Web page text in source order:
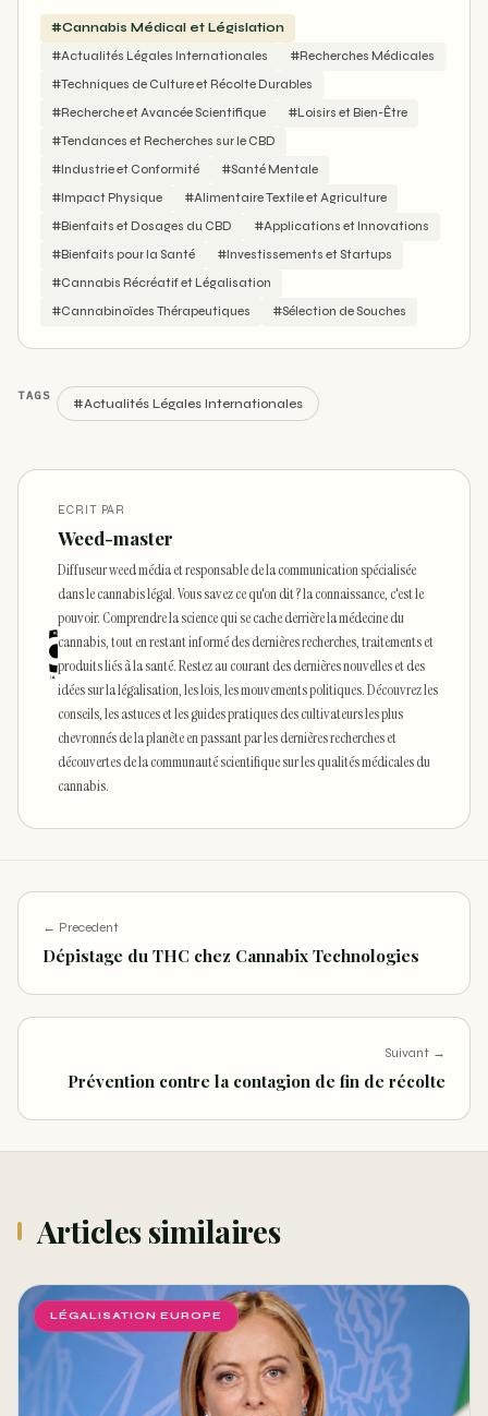
#Cannabis Médical et Législation
#Actualités Légales Internationales
#Recherches Médicales
#Techniques de Culture et Récolte Durables
#Recherche et Avancée Scientifique
#Loisirs et Bien-Être
#Tendances et Recherches sur le CBD
#Industrie et Conformité
#Santé Mentale
#Impact Physique
#Alimentaire Textile et Agriculture
#Bienfaits et Dosages du CBD
#Applications et Innovations
#Bienfaits pour la Santé
#Investissements et Startups
#Cannabis Récréatif et Légalisation
#Cannabinoïdes Thérapeutiques
#Sélection de Souches
TAGS
#Actualités Légales Internationales
ECRIT PAR
Weed-master
Diffuseur weed média et responsable de la communication spécialisée
dans le cannabis légal. Vous savez ce qu'on dit ? la connaissance, c'est le
pouvoir. Comprendre la science qui se cache derrière la médecine du
cannabis, tout en restant informé des dernières recherches, traitements et
produits liés à la santé. Restez au courant des dernières nouvelles et des
idées sur la légalisation, les lois, les mouvements politiques. Découvrez les
conseils, les astuces et les guides pratiques des cultivateurs les plus
chevronnés de la planète en passant par les dernières recherches et
découvertes de la communauté scientifique sur les qualités médicales du
cannabis.
← Precedent
Dépistage du THC chez Cannabix Technologies
Suivant →
Prévention contre la contagion de fin de récolte
Articles similaires
LÉGALISATION EUROPE